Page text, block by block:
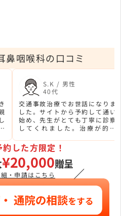
鼻咽喉科の口コミ
S.K / 男性
40代
交通事故治療でお世話になりま
した。サイトから予約して通い
始め、先生がとても丁寧に診察
してくれました。治療が的確
います。
した方限定！
¥20,000贈呈
・申請はこちら ／